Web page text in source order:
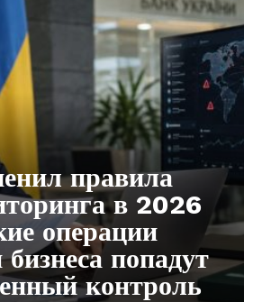
правила
в 2026
операции
попадут
контроль